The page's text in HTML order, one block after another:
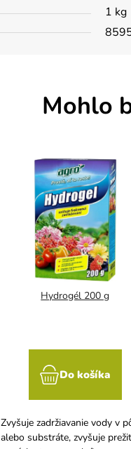
1 kg
Mohlo
Hydrogél 200 g
Do košíka
Zvyšuje zadržiavanie vody v
alebo substráte, zvyšuje